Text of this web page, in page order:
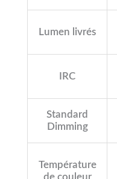
Lumen livrés
IRC
Standard
Dimming
Température